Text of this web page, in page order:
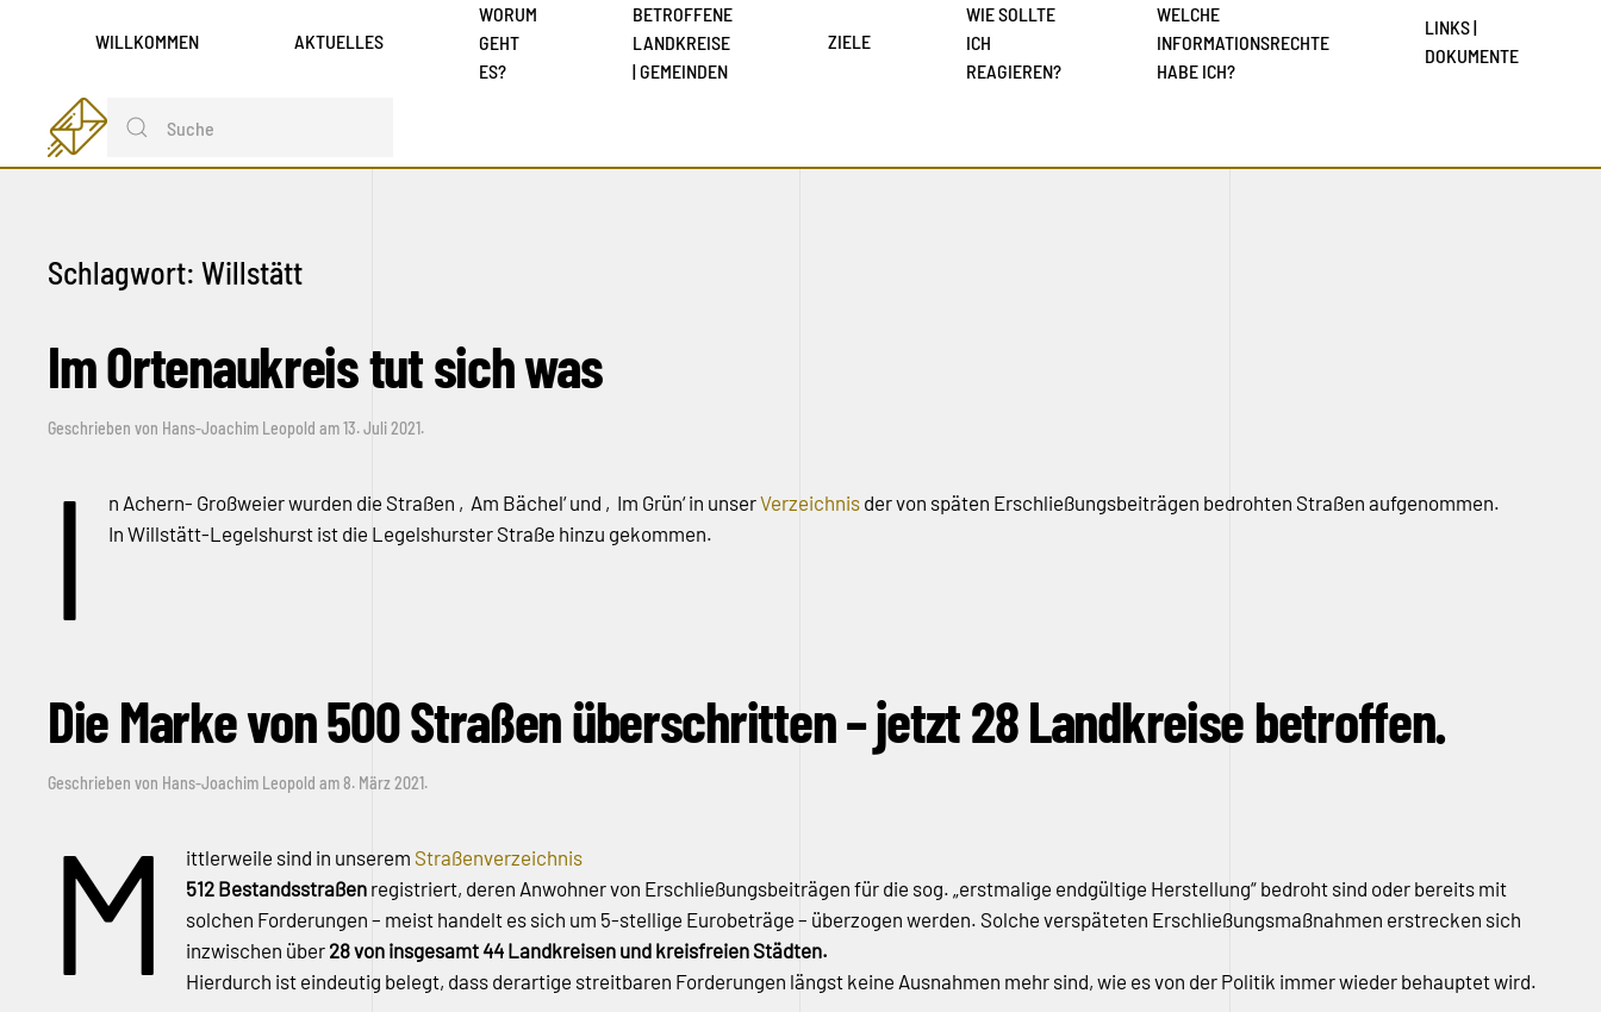
WILLKOMMEN AKTUELLES
WORUM
GEHT
ES?
BETROFFENE
LANDKREISE
| GEMEINDEN
ZIELE
WIE SOLLTE
ICH
REAGIEREN?
WELCHE
INFORMATIONSRECHTE
HABE ICH?
LINKS |
DOKUMENTE
Schlagwort: Willstätt
Im Ortenaukreis tut sich was
Geschrieben von Hans-Joachim Leopold am13. Juli 2021.
I n Achern- Großweier wurden die Straßen ‚Am Bächel‘ und ‚Im Grün‘ in unserVerzeichnis der von späten Erschließungsbeiträgen bedrohten Straßen aufgenommen.
In Willstätt-Legelshurst ist die Legelshurster Straße hinzu gekommen.
Die Marke von 500 Straßen überschritten – jetzt 28 Landkreise betroffen.
Geschrieben von Hans-Joachim Leopold am8. März 2021.
M ittlerweile sind in unserem Straßenverzeichnis
512 Bestandsstraßen registriert, deren Anwohner von Erschließungsbeiträgen für die sog. „erstmalige endgültige Herstellung“ bedroht sind oder bereits mit
solchen Forderungen – meist handelt es sich um 5-stellige Eurobeträge – überzogen werden. Solche verspäteten Erschließungsmaßnahmen erstrecken sich
inzwischen über 28 von insgesamt 44 Landkreisen und kreisfreien Städten.
Hierdurch ist eindeutig belegt, dass derartige streitbaren Forderungen längst keine Ausnahmen mehr sind, wie es von der Politik immer wieder behauptet wird.